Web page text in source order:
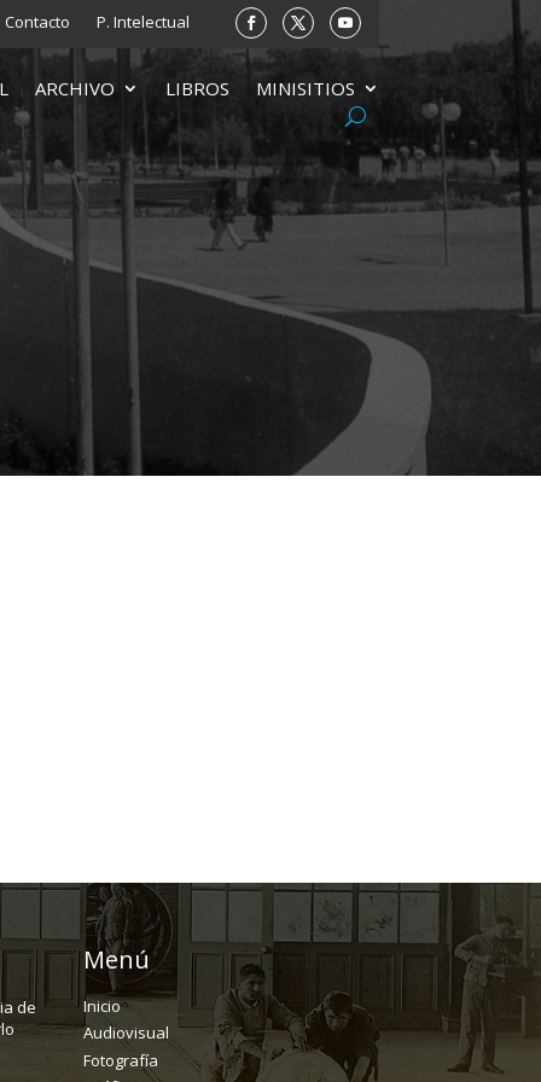
Contacto P. Intelectual
ARCHIVO LIBROS MINISITIOS
de
Menú
Inicio
Audiovisual
Fotografía